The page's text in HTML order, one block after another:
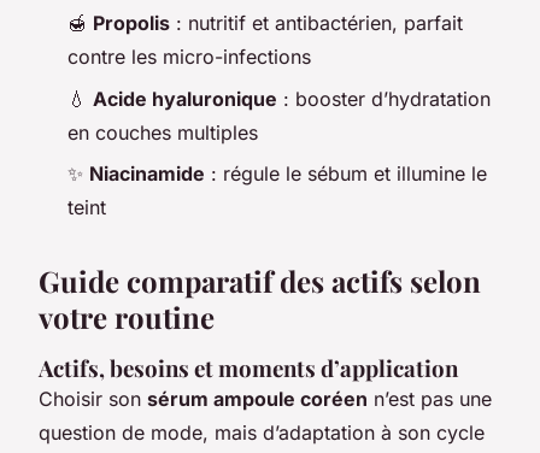
🍯 Propolis : nutritif et antibactérien, parfait
contre les micro-infections
💧 Acide hyaluronique : booster d’hydratation
en couches multiples
✨ Niacinamide : régule le sébum et illumine le
teint
Guide comparatif des actifs selon
votre routine
Actifs, besoins et moments d’application
Choisir son sérum ampoule coréen n’est pas une
question de mode, mais d’adaptation à son cycle